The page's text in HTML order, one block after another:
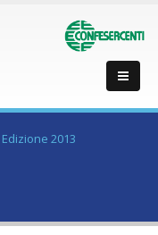
Edizione 2013